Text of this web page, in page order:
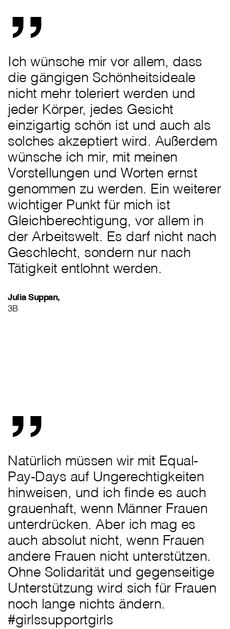
Ich wünsche mir vor allem, dass
die gängigen Schönheitsideale
nicht mehr toleriert werden und
jeder Körper, jedes Gesicht
einzigartig schön ist und auch als
solches akzeptiert wird. Außerdem
wünsche ich mir, mit meinen
Vorstellungen und Worten ernst
genommen zu werden. Ein weiterer
wichtiger Punkt für mich ist
Gleichberechtigung, vor allem in
der Arbeitswelt. Es darf nicht nach
Geschlecht, sondern nur nach
Tätigkeit entlohnt werden.
Julia Suppan,
3B
„
Natürlich müssen wir mit Equal-
Pay-Days auf Ungerechtigkeiten
hinweisen, und ich finde es auch
grauenhaft, wenn Männer Frauen
unterdrücken. Aber ich mag es
auch absolut nicht, wenn Frauen
andere Frauen nicht unterstützen.
Ohne Solidarität und gegenseitige
Unterstützung wird sich für Frauen
noch lange nichts ändern.
#girlssupportgirls